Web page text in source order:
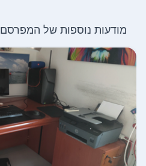
מודעות נוספות של המפרסם